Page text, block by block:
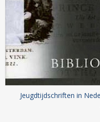
Jeugdtijdschriften in